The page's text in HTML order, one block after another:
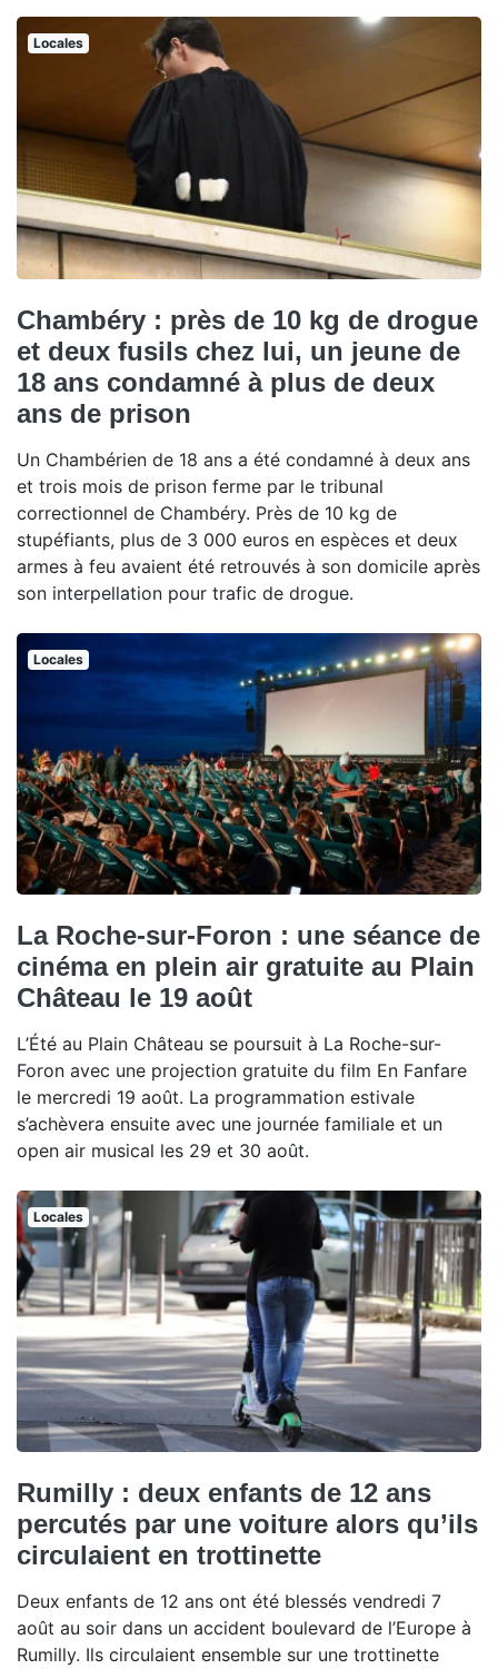
Locales
Chambéry : près de 10 kg de drogue
et deux fusils chez lui, un jeune de
18 ans condamné à plus de deux
ans de prison
Un Chambérien de 18 ans a été condamné à deux ans
et trois mois de prison ferme par le tribunal
correctionnel de Chambéry. Près de 10 kg de
stupéfiants, plus de 3 000 euros en espèces et deux
armes à feu avaient été retrouvés à son domicile après
son interpellation pour trafic de drogue.
Locales
La Roche-sur-Foron : une séance de
cinéma en plein air gratuite au Plain
Château le 19 août
L’Été au Plain Château se poursuit à La Roche-sur-
Foron avec une projection gratuite du film En Fanfare
le mercredi 19 août. La programmation estivale
s’achèvera ensuite avec une journée familiale et un
open air musical les 29 et 30 août.
Locales
Rumilly : deux enfants de 12 ans
percutés par une voiture alors qu’ils
circulaient en trottinette
Deux enfants de 12 ans ont été blessés vendredi 7
août au soir dans un accident boulevard de l’Europe à
Rumilly. Ils circulaient ensemble sur une trottinette